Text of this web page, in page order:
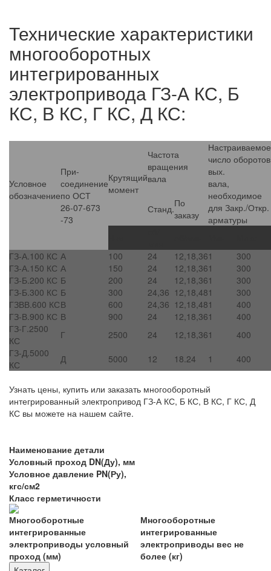
Технические характеристики
многооборотных
интегрированных
электропривода ГЗ-А КС, Б
КС, В КС, Г КС, Д КС:
Условное
обозначение
При-
соединение
по ОСТ
26-07-673
-73
Крутящий
момент
Частота
вращения
вала
Настраиваемое
число оборотов
вых.
вала,
необходимое
для Закр./Откр.
арматуры
Станд.По
заказу
ГЗ-А.100 КС А 100 24 12,18,361
300
ГЗ-А.150 КС А 150 24 12,18,361
300
ГЗ-Б.200 КС Б 200 24 12,18,361
300
ГЗ-Б.300 КС Б 300 24,36 12,18,481
300
ГЗВВ.600 КСВ 600 24,36 12,18,481
400
ГЗ-В.900 КС В 900 24 12,18,361
400
ГЗ-Г.2500
КС
Г 2500 24 12,18,361
400
ГЗ-Д.5000
КС
Д 5000 12 18.24 1 400
Узнать цены, купить или заказать многооборотный
интегрированный электропривод ГЗ-А КС, Б КС, В КС, Г КС, Д
КС вы можете на нашем сайте.
Наименование детали
Условный проход DN(Ду), мм
Условное давление PN(Ру),
кгс/см2
Класс герметичности
Многооборотные
интегрированные
электроприводы условный
проход (мм)
Многооборотные
интегрированные
электроприводы вес не
более (кг)